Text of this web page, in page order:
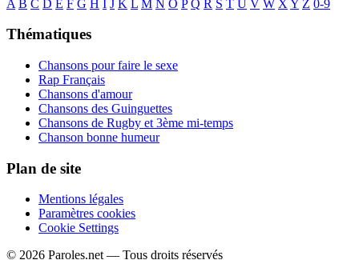
A B C D E F G H I J K L M N O P Q R S T U V W X Y Z 0-9
Thématiques
Chansons pour faire le sexe
Rap Français
Chansons d'amour
Chansons des Guinguettes
Chansons de Rugby et 3ème mi-temps
Chanson bonne humeur
Plan de site
Mentions légales
Paramètres cookies
Cookie Settings
© 2026 Paroles.net — Tous droits réservés